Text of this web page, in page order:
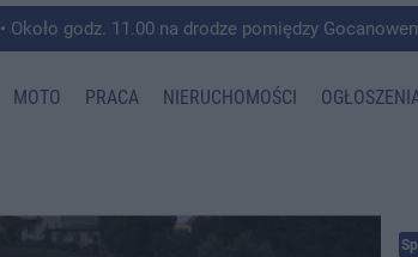
• Około godz. 11.00 na drodze pomiędzy Gocanowem a
MOTO PRACA NIERUCHOMOŚCI